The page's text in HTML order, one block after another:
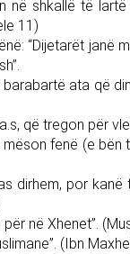
në shkallë të
11)
“Dijetarët janë
ata që
që tregon për
fenë (e
dirhem, por kanë
në Xhenet”.
(Ibn